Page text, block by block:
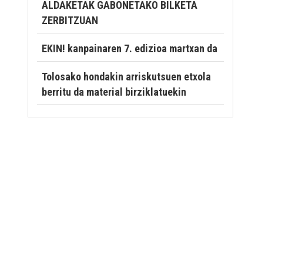
ALDAKETAK GABONETAKO BILKETA
ZERBITZUAN
EKIN! kanpainaren 7. edizioa martxan da
Tolosako hondakin arriskutsuen etxola
berritu da material birziklatuekin